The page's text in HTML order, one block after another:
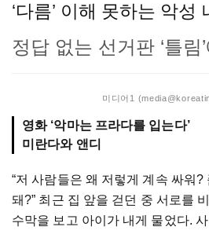
‘다름’ 이해 못하는 악성
정답 없는 선거판 ‘틀림
미디어1
영화 ‘악마는 프라다를 입는다’
미란다와 앤디
“저 사람들은 왜 저렇게 계속 싸워
돼?” 최근 집 앞을 걷던 중 서로를
수막을 보고 아이가 내게 물었다.